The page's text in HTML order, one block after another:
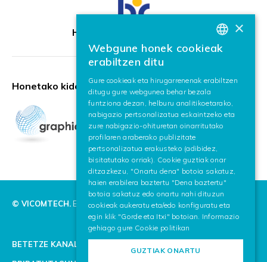
HR Excellence in Research
Honetako kidea:
© VICOMTECH. Eskubide guztiak erreserbaturik.
BETETZE KANALA
BASQUE
×
Webgune honek cookieak
erabiltzen ditu
Gure cookieak eta hirugarrenenak erabiltzen
ditugu gure webgunea behar bezala
funtziona dezan, helburu analitikoetarako,
nabigazio pertsonalizatua eskaintzeko eta
zure nabigazio-ohituretan oinarritutako
profilaren araberako publizitate
pertsonalizatua erakusteko (adibidez,
bisitatutako orriak). Cookie guztiak onar
ditzazkezu, "Onartu dena" botoia sakatuz,
haien erabilera baztertu "Dena baztertu"
botoia sakatuz edo onartu nahi dituzun
cookieak aukeratu eta/edo konfiguratu eta
egin klik "Gorde eta Itxi" botoian. Informazio
gehiago gure Cookie politikan
GUZTIAK ONARTU